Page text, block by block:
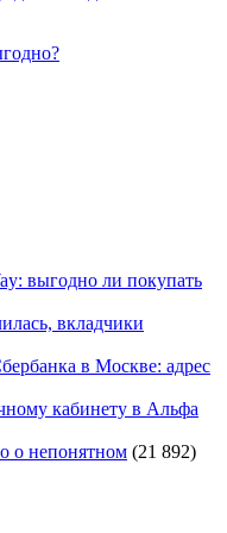
выгодно ли покупать
вкладчики
в Москве: адрес
кабинету в Альфа
о непонятном (21 892)